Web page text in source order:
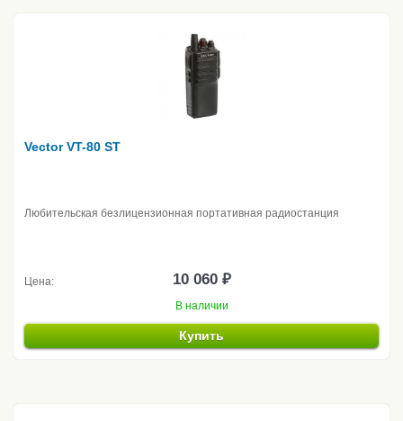
Vector VT-80 ST
Любительская безлицензионная портативная радиостанция
Цена: 10 060 ₽
В наличии
Купить